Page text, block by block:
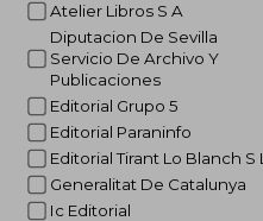
Atelier Libros S A
Diputacion De Sevilla
Servicio De Archivo Y
Publicaciones
Editorial Grupo 5
Editorial Paraninfo
Editorial Tirant Lo Blanch S L
Generalitat De Catalunya
Ic Editorial